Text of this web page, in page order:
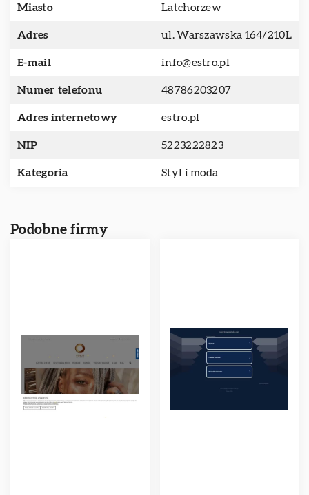
Miasto Latchorzew
Adres ul. Warszawska 164/210L
E-mail info@estro.pl
Numer telefonu 48786203207
Adres internetowy estro.pl
NIP 5223222823
Kategoria Styl i moda
Podobne firmy